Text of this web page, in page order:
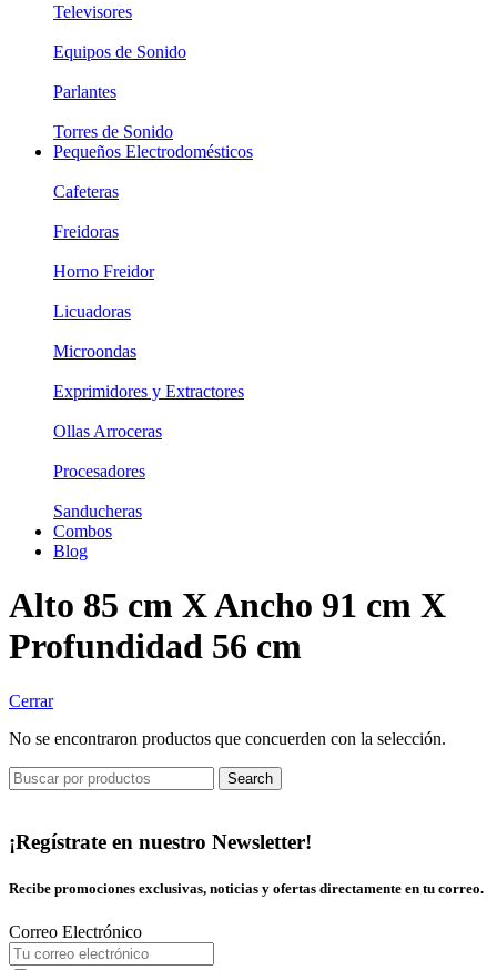
Televisores
Equipos de Sonido
Parlantes
Torres de Sonido
Pequeños Electrodomésticos
Cafeteras
Freidoras
Horno Freidor
Licuadoras
Microondas
Exprimidores y Extractores
Ollas Arroceras
Procesadores
Sanducheras
Combos
Blog
Alto 85 cm X Ancho 91 cm X
Profundidad 56 cm
Cerrar
No se encontraron productos que concuerden con la selección.
Search
¡Regístrate en nuestro Newsletter!
Recibe promociones exclusivas, noticias y ofertas directamente en tu correo.
Correo Electrónico